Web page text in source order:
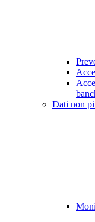
Dati non